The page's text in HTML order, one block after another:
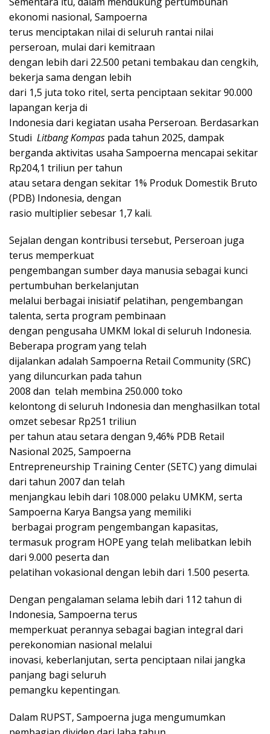
ekonomi nasional, Sampoerna
terus menciptakan nilai di seluruh rantai nilai
perseroan, mulai dari kemitraan
dengan lebih dari 22.500 petani tembakau dan cengkih,
bekerja sama dengan lebih
dari 1,5 juta toko ritel, serta penciptaan sekitar 90.000
lapangan kerja di
Indonesia dari kegiatan usaha Perseroan. Berdasarkan
Studi Litbang Kompas pada tahun 2025, dampak
berganda aktivitas usaha Sampoerna mencapai sekitar
Rp204,1 triliun per tahun
atau setara dengan sekitar 1% Produk Domestik Bruto
(PDB) Indonesia, dengan
rasio multiplier sebesar 1,7 kali.
Sejalan dengan kontribusi tersebut, Perseroan juga
terus memperkuat
pengembangan sumber daya manusia sebagai kunci
pertumbuhan berkelanjutan
melalui berbagai inisiatif pelatihan, pengembangan
talenta, serta program pembinaan
dengan pengusaha UMKM lokal di seluruh Indonesia.
Beberapa program yang telah
dijalankan adalah Sampoerna Retail Community (SRC)
yang diluncurkan pada tahun
2008 dan telah membina 250.000 toko
kelontong di seluruh Indonesia dan menghasilkan total
omzet sebesar Rp251 triliun
per tahun atau setara dengan 9,46% PDB Retail
Nasional 2025, Sampoerna
Entrepreneurship Training Center (SETC) yang dimulai
dari tahun 2007 dan telah
menjangkau lebih dari 108.000 pelaku UMKM, serta
Sampoerna Karya Bangsa yang memiliki
berbagai program pengembangan kapasitas,
termasuk program HOPE yang telah melibatkan lebih
dari 9.000 peserta dan
pelatihan vokasional dengan lebih dari 1.500 peserta.
Dengan pengalaman selama lebih dari 112 tahun di
Indonesia, Sampoerna terus
memperkuat perannya sebagai bagian integral dari
perekonomian nasional melalui
inovasi, keberlanjutan, serta penciptaan nilai jangka
panjang bagi seluruh
pemangku kepentingan.
Dalam RUPST, Sampoerna juga mengumumkan